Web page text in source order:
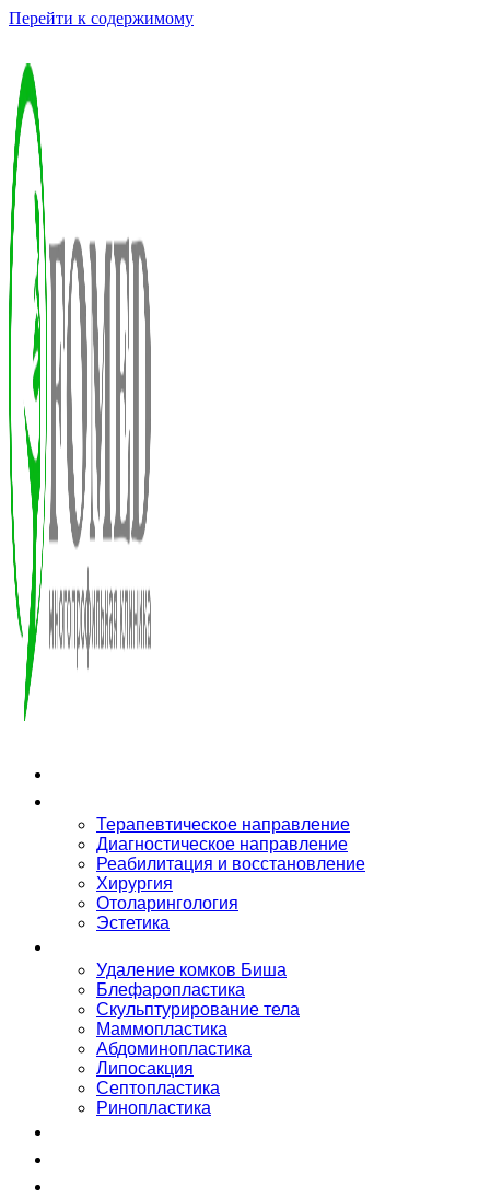
Перейти к содержимому
Терапевтическое направление
Диагностическое направление
Реабилитация и восстановление
Хирургия
Отоларингология
Эстетика
Удаление комков Биша
Блефаропластика
Скульптурирование тела
Маммопластика
Абдоминопластика
Липосакция
Септопластика
Ринопластика